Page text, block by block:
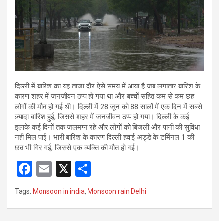
दिल्ली में बारिश का यह ताजा दौर ऐसे समय में आया है जब लगातार बारिश के
कारण शहर में जनजीवन ठप्प हो गया था और बच्चों सहित कम से कम छह
लोगों की मौत हो गई थी। दिल्ली में 28 जून को 88 सालों में एक दिन में सबसे
ज़्यादा बारिश हुई, जिससे शहर में जनजीवन ठप्प हो गया। दिल्ली के कई
इलाके कई दिनों तक जलमग्न रहे और लोगों को बिजली और पानी की सुविधा
नहीं मिल पाई। भारी बारिश के कारण दिल्ली हवाई अड्डे के टर्मिनल 1 की
छत भी गिर गई, जिससे एक व्यक्ति की मौत हो गई।
F
a
ce
E
m
ail
X
h
ar
Tags: Monsoon in india, Monsoon rain Delhi